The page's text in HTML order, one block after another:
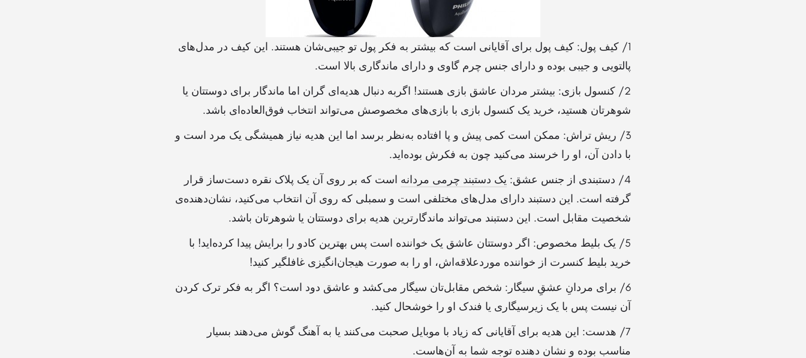
1/ کیف پول: کیف پول برای آقایانی است که بیشتر به فکر پول تو جیبی‌شان هستند. این کیف در مدل‌های
پالتویی و جیبی بوده و دارای جنس چرم گاوی و دارای ماندگاری بالا است.
2/ کنسول بازی: بیشتر مردان عاشق بازی هستند! اگربه دنبال هدیه‌ای گران اما ماندگار برای دوستتان یا
شوهرتان هستید، خرید یک کنسول بازی با بازی‌های مخصوصش می‌تواند انتخاب فوق‌العاده‌ای باشد.
3/ ریش‌ تراش: ممکن است کمی پیش و پا افتاده به‌نظر برسد اما این هدیه نیاز همیشگی یک مرد است و
با دادن آن، او را خرسند می‌کنید چون به فکرش بوده‌اید.
4/ دستبندی از جنس عشق:
یک دستبند چرمی مردانه است که بر روی آن یک پلاک نقره دست‌ساز قرار
گرفته است. این دستبند دارای مدل‌های مختلفی است و سمبلی که روی آن انتخاب می‌کنید، نشان‌دهنده‌ی
شخصیت مقابل است. این دستبند می‌تواند ماندگارترین هدیه برای دوستتان یا شوهرتان باشد.
5/ یک بلیط مخصوص: اگر دوستتان عاشق یک خواننده است پس بهترین کادو را برایش پیدا کرده‌اید! با
خرید بلیط کنسرت از خواننده موردعلاقه‌اش، او را به صورت هیجان‌انگیزی غافلگیر کنید!
6/ برای مردانِ عشقِ سیگار: شخص مقابل‌تان سیگار می‌کشد و عاشق دود است؟ اگر به فکر ترک کردن
آن نیست پس با یک زیرسیگاری یا فندک او را خوشحال کنید.
7/ هدست: این هدیه برای آقایانی که زیاد با موبایل صحبت می‌کنند یا به آهنگ گوش می‌دهند بسیار
مناسب بوده و نشان دهنده توجه شما به آن‌هاست.